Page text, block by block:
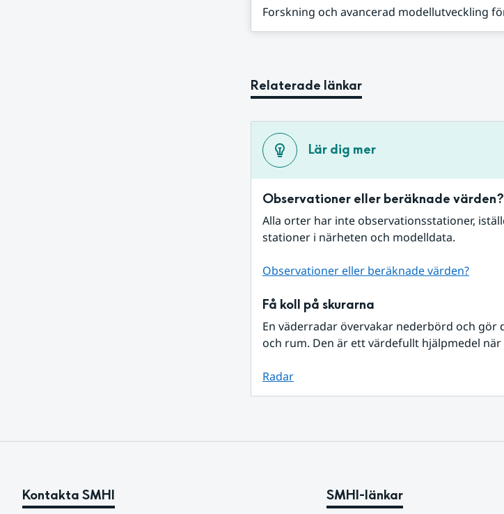
Forskning och avancerad modellutveckling
Relaterade länkar
Lär dig mer
Observationer eller beräknade värden?
Alla orter har inte observationsstationer,
stationer i närheten och modelldata.
Observationer eller beräknade värden?
Få koll på skurarna
En väderradar övervakar nederbörd och gör
och rum. Den är ett värdefullt hjälpmedel
Radar
Kontakta SMHI SMHI-länkar